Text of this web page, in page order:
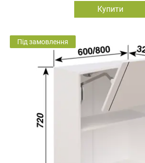
Купити
Під замовлення